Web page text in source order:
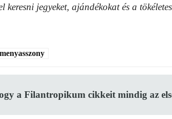
keresni jegyeket, ajándékokat és a
menyasszony
a Filantropikum cikkeit mindig az